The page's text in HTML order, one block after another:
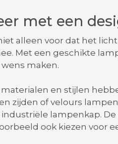
met een
alleen voor dat het
Met een geschikte
maken.
en stijlen
zijden of velours
lampenkap.
ook kiezen voor